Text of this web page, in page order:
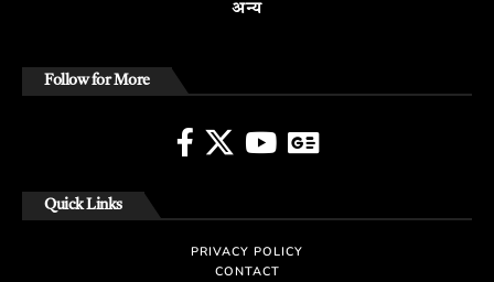
अन्य
Follow for More
Quick Links
PRIVACY POLICY
CONTACT